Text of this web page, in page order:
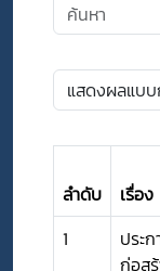
ลำดับ เรื่อง
1
ประ
ก่อส